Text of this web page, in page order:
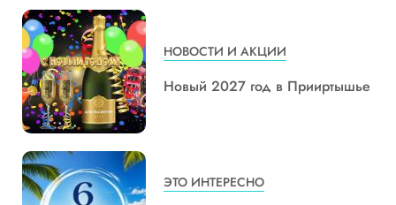
НОВОСТИ И АКЦИИ
Новый 2027 год в Прииртышье
ЭТО ИНТЕРЕСНО